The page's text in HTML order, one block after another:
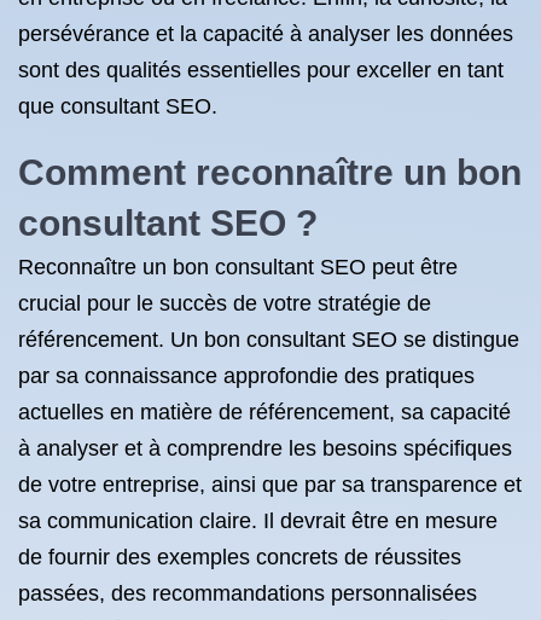
persévérance et la capacité à analyser les données
sont des qualités essentielles pour exceller en tant
que consultant SEO.
Comment reconnaître un bon
consultant SEO ?
Reconnaître un bon consultant SEO peut être
crucial pour le succès de votre stratégie de
référencement. Un bon consultant SEO se distingue
par sa connaissance approfondie des pratiques
actuelles en matière de référencement, sa capacité
à analyser et à comprendre les besoins spécifiques
de votre entreprise, ainsi que par sa transparence et
sa communication claire. Il devrait être en mesure
de fournir des exemples concrets de réussites
passées, des recommandations personnalisées